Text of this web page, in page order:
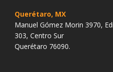
Querétaro, MX
Manuel Gómez Morin 3970,
303, Centro Sur
Querétaro 76090.